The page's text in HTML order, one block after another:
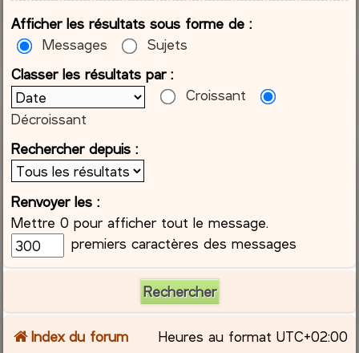
Afficher les résultats sous forme de :
Messages
Sujets
Classer les résultats par :
Croissant
Décroissant
Rechercher depuis :
Renvoyer les :
Mettre 0 pour afficher tout le message.
premiers caractères des messages
Index du forum Heures au format UTC+02:00